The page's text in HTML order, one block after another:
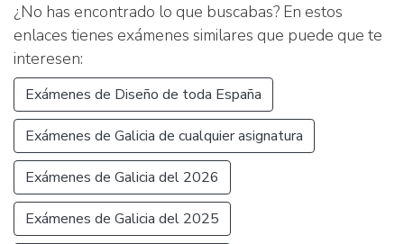
¿No has encontrado lo que buscabas? En estos
enlaces tienes exámenes similares que puede que te
interesen:
Exámenes de Diseño de toda España
Exámenes de Galicia de cualquier asignatura
Exámenes de Galicia del 2026
Exámenes de Galicia del 2025